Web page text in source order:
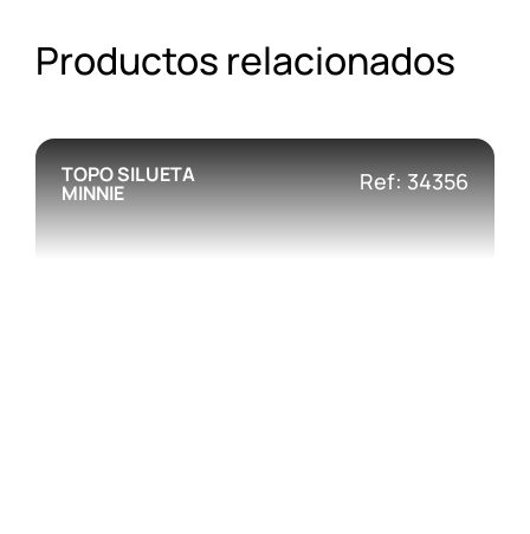
Productos relacionados
TOPO SILUETA
MINNIE Ref: 34356